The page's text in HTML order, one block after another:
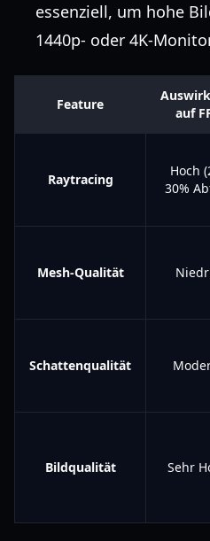
essenziell, um hohe
1440p- oder 4K-
Feature
auf
Raytracing
Hoch
30%
Mesh-Qualität
Schattenqualität
Bildqualität Sehr